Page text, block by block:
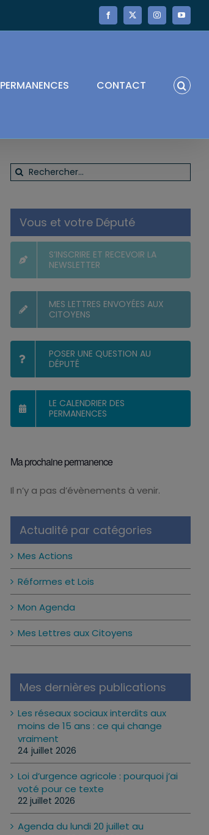
Facebook
X InstagramYouTube
PERMANENCES CONTACT
Rechercher:
Vous et votre Député
S’INSCRIRE ET RECEVOIR LA
NEWSLETTER
MES LETTRES ENVOYÉES AUX
CITOYENS
POSER UNE QUESTION AU
DÉPUTÉ
LE CALENDRIER DES
PERMANENCES
Ma prochaine permanence
Notice
Il n’y a pas d’évènements à venir.
Actualité par catégories
Mes Actions
Réformes et Lois
Mon Agenda
Mes Lettres aux Citoyens
Mes dernières publications
Les réseaux sociaux interdits aux
moins de 15 ans : ce qui change
vraiment
24 juillet 2026
Loi d’urgence agricole : pourquoi j’ai
voté pour ce texte
22 juillet 2026
Agenda du lundi 20 juillet au